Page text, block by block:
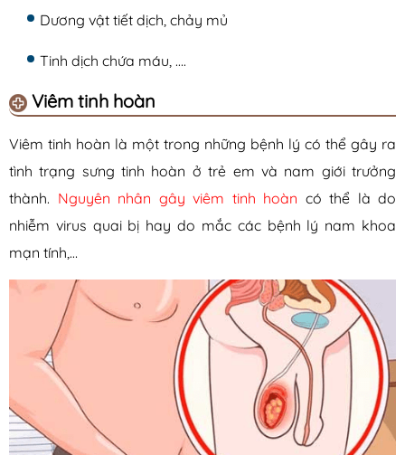
Dương vật tiết dịch, chảy mủ
Tinh dịch chứa máu, ….
Viêm tinh hoàn
Viêm tinh hoàn là một trong những bệnh lý có thể gây ra
tình trạng sưng tinh hoàn ở trẻ em và nam giới trưởng
thành. Nguyên nhân gây viêm tinh hoàn có thể là do
nhiễm virus quai bị hay do mắc các bệnh lý nam khoa
mạn tính,…